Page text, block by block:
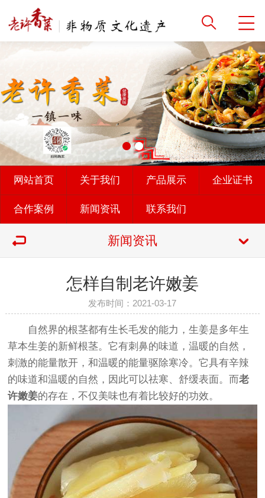
网站首页 关于我们 产品展示 企业证书
合作案例 新闻资讯 联系我们
新闻资讯
怎样自制老许嫩姜
发布时间：2021-03-17
自然界的根茎都有生长毛发的能力，生姜是多年生
草本生姜的新鲜根茎。它有刺鼻的味道，温暖的自然，
刺激的能量散开，和温暖的能量驱除寒冷。它具有辛辣
的味道和温暖的自然，因此可以祛寒、舒缓表面。而老
许嫩姜的存在，不仅美味也有着比较好的功效。